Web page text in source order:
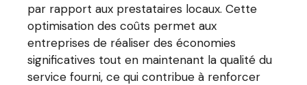
par rapport aux prestataires locaux. Cette
optimisation des coûts permet aux
entreprises de réaliser des économies
significatives tout en maintenant la qualité du
service fourni, ce qui contribue à renforcer